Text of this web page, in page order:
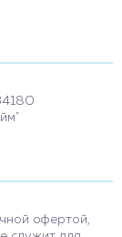
офертой,